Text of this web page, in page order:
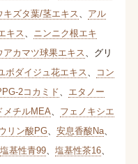
キズタ葉/茎エキス
アル
キス
ニンニク根エキ
アカマツ球果エキス
グリ
ボダイジュ花エキス
コン
2コカミド
エタノー
メチルMEA
フェノキシエ
リン酸PG、 安息香酸Na、
塩基性青99、 塩基性茶16、